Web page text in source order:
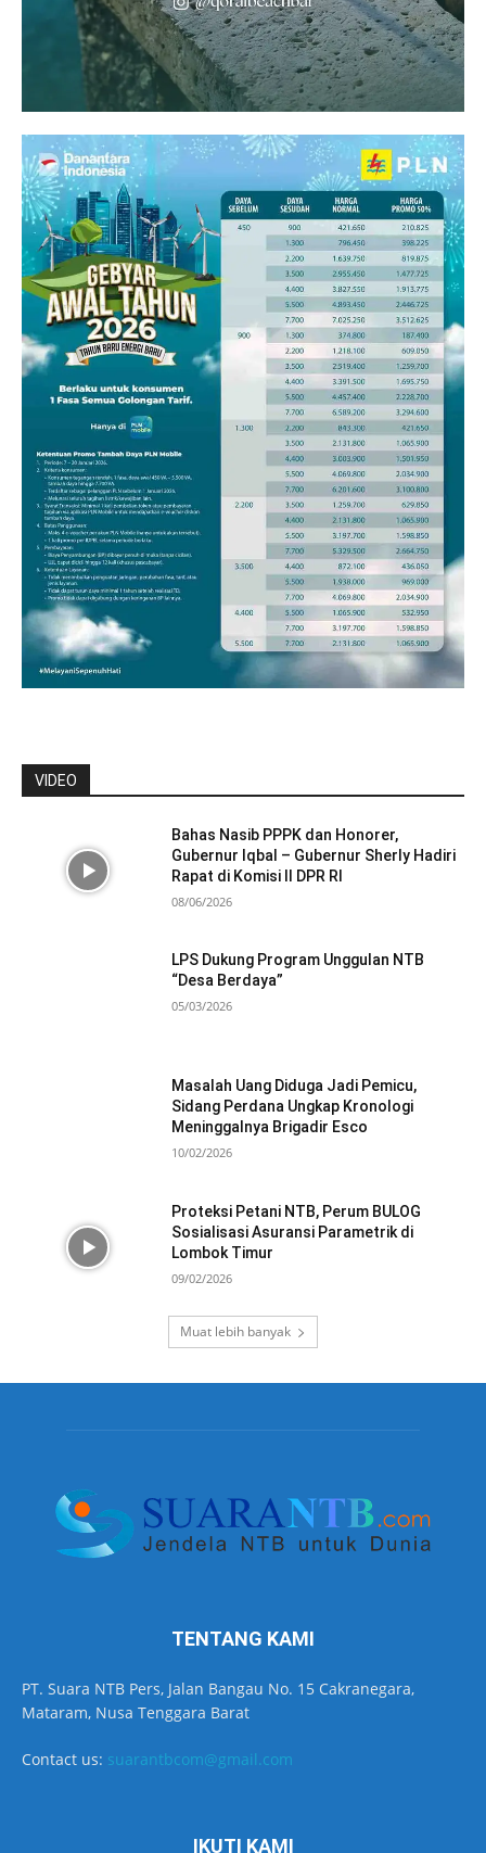
VIDEO
Bahas Nasib PPPK dan Honorer,
Gubernur Iqbal – Gubernur Sherly Hadiri
Rapat di Komisi II DPR RI
08/06/2026
LPS Dukung Program Unggulan NTB
“Desa Berdaya”
05/03/2026
Masalah Uang Diduga Jadi Pemicu,
Sidang Perdana Ungkap Kronologi
Meninggalnya Brigadir Esco
10/02/2026
Proteksi Petani NTB, Perum BULOG
Sosialisasi Asuransi Parametrik di
Lombok Timur
09/02/2026
Muat lebih banyak
TENTANG KAMI
PT. Suara NTB Pers, Jalan Bangau No. 15 Cakranegara,
Mataram, Nusa Tenggara Barat
Contact us: suarantbcom@gmail.com
IKUTI KAMI